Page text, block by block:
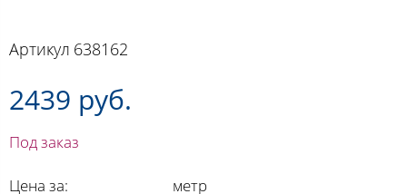
Артикул 638162
2439 руб.
Под заказ
Цена за: метр